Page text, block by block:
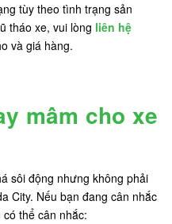
tùy theo tình trạng sản
tháo xe, vui lòng liên hệ
và giá hàng.
mâm cho xe
sôi động nhưng không phải
City. Nếu bạn đang cân nhắc
thể cân nhắc: